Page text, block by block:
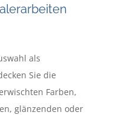
als
Sie die
Farben,
glänzenden oder